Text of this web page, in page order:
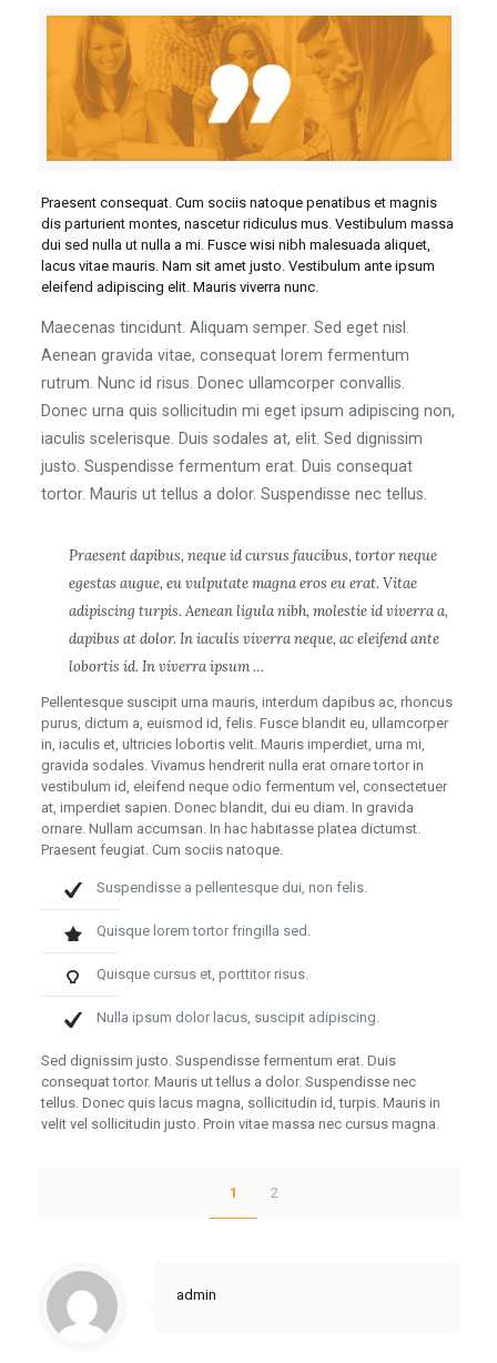
Praesent consequat. Cum sociis natoque penatibus et magnis
dis parturient montes, nascetur ridiculus mus. Vestibulum massa
dui sed nulla ut nulla a mi. Fusce wisi nibh malesuada aliquet,
lacus vitae mauris. Nam sit amet justo. Vestibulum ante ipsum
eleifend adipiscing elit. Mauris viverra nunc.
Maecenas tincidunt. Aliquam semper. Sed eget nisl.
Aenean gravida vitae, consequat lorem fermentum
rutrum. Nunc id risus. Donec ullamcorper convallis.
Donec urna quis sollicitudin mi eget ipsum adipiscing non,
iaculis scelerisque. Duis sodales at, elit. Sed dignissim
justo. Suspendisse fermentum erat. Duis consequat
tortor. Mauris ut tellus a dolor. Suspendisse nec tellus.
Praesent dapibus, neque id cursus faucibus, tortor neque
egestas augue, eu vulputate magna eros eu erat. Vitae
adipiscing turpis. Aenean ligula nibh, molestie id viverra a,
dapibus at dolor. In iaculis viverra neque, ac eleifend ante
lobortis id. In viverra ipsum …
Pellentesque suscipit urna mauris, interdum dapibus ac, rhoncus
purus, dictum a, euismod id, felis. Fusce blandit eu, ullamcorper
in, iaculis et, ultricies lobortis velit. Mauris imperdiet, urna mi,
gravida sodales. Vivamus hendrerit nulla erat ornare tortor in
vestibulum id, eleifend neque odio fermentum vel, consectetuer
at, imperdiet sapien. Donec blandit, dui eu diam. In gravida
ornare. Nullam accumsan. In hac habitasse platea dictumst.
Praesent feugiat. Cum sociis natoque.
Suspendisse a pellentesque dui, non felis.
Quisque lorem tortor fringilla sed.
Quisque cursus et, porttitor risus.
Nulla ipsum dolor lacus, suscipit adipiscing.
Sed dignissim justo. Suspendisse fermentum erat. Duis
consequat tortor. Mauris ut tellus a dolor. Suspendisse nec
tellus. Donec quis lacus magna, sollicitudin id, turpis. Mauris in
velit vel sollicitudin justo. Proin vitae massa nec cursus magna.
1 2
admin